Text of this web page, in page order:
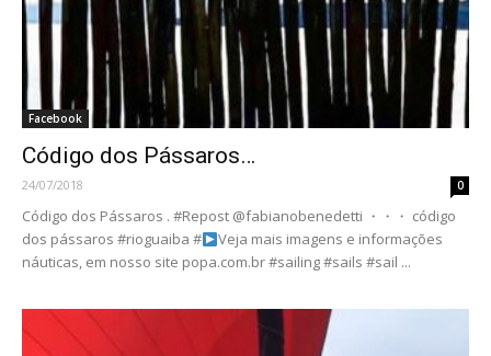
Facebook
Código dos Pássaros…
24/07/2018 0
Código dos Pássaros . #Repost @fabianobenedetti ・・・ código
dos pássaros #rioguaiba #
Veja mais imagens e informações
náuticas, em nosso site popa.com.br #sailing #sails #sail ...